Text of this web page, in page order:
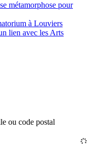
métamorphose pour
à Louviers
lien avec les Arts
ou code postal